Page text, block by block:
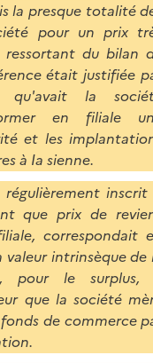
la presque totalité
pour un prix
du bilan
était justifiée
qu'avait la
en filiale
et les
à Ia sienne.
que prix de
correspondait
intrinsèque de
pour le surplus,
que la société
de commerce